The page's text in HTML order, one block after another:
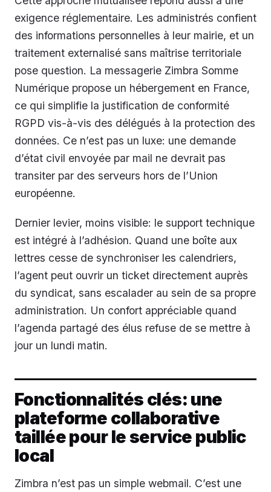
exigence réglementaire. Les administrés confient
des informations personnelles à leur mairie, et un
traitement externalisé sans maîtrise territoriale
pose question. La messagerie Zimbra Somme
Numérique propose un hébergement en France,
ce qui simplifie la justification de conformité
RGPD vis-à-vis des délégués à la protection des
données. Ce n’est pas un luxe: une demande
d’état civil envoyée par mail ne devrait pas
transiter par des serveurs hors de l’Union
européenne.
Dernier levier, moins visible: le support technique
est intégré à l’adhésion. Quand une boîte aux
lettres cesse de synchroniser les calendriers,
l’agent peut ouvrir un ticket directement auprès
du syndicat, sans escalader au sein de sa propre
administration. Un confort appréciable quand
l’agenda partagé des élus refuse de se mettre à
jour un lundi matin.
Fonctionnalités clés: une
plateforme collaborative
taillée pour le service public
local
Zimbra n’est pas un simple webmail. C’est une